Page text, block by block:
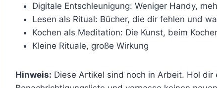
Digitale Entschleunigung: Weniger Handy,
Lesen als Ritual: Bücher, die dir fehlen und
Kochen als Meditation: Die Kunst, beim
Kleine Rituale, große Wirkung
Hinweis: Diese Artikel sind noch in Arbeit. Hol dir